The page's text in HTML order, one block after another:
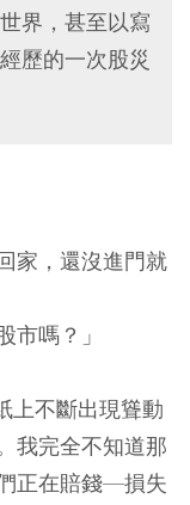
界，甚至以寫
歷的一次股災
家，還沒進門就
市嗎？」
上不斷出現聳動
我完全不知道那
正在賠錢—損失